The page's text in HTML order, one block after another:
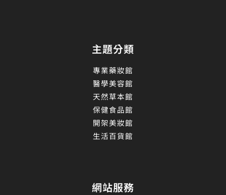
主題分類
專業藥妝館
醫學美容館
天然草本館
保健食品館
開架美妝館
生活百貨館
網站服務